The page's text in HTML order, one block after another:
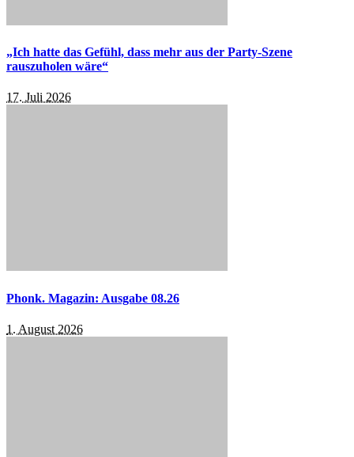
„Ich hatte das Gefühl, dass mehr aus der Party-Szene
rauszuholen wäre“
17. Juli 2026
Phonk. Magazin: Ausgabe 08.26
1. August 2026